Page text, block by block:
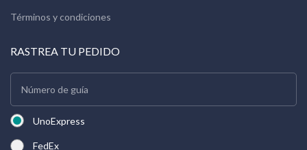
Términos y condiciones
RASTREA TU PEDIDO
UnoExpress
FedEx